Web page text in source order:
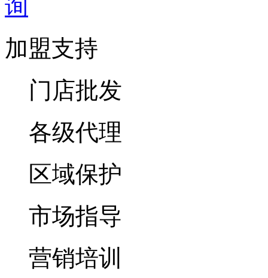
加盟支持
门店批发
各级代理
区域保护
市场指导
营销培训